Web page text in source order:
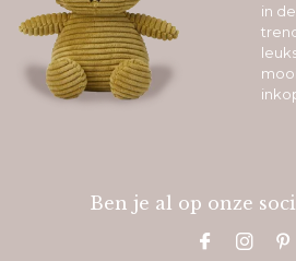
in
Ben je al op onze